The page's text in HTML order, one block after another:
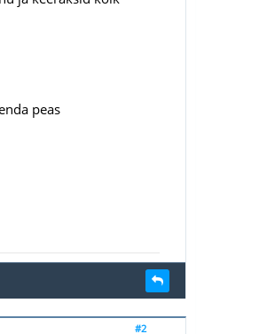
peas
#2